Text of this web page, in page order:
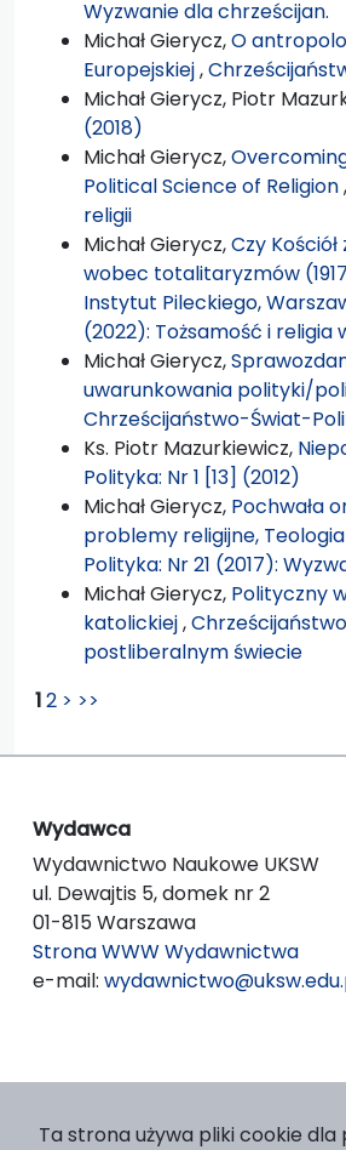
Wyzwanie dla chrześcijan.
Michał Gierycz,O
Europejskiej,
Michał Gierycz, Piotr
(2018)
Michał Gierycz,
Political Science of Religion,
religii
Michał Gierycz,Czy
wobec totalitaryzmów
Instytut Pileckiego,
(2022): Tożsamość i
Michał Gierycz,
uwarunkowania polityki/
Chrześcijaństwo-Świat-
Ks. Piotr Mazurkiewicz,
Polityka: Nr 1 [13] (2012)
Michał Gierycz, Pochwała
problemy religijne,
Polityka: Nr 21 (2017):
Michał Gierycz, Polityczny
katolickiej,
postliberalnym świecie
12 > >>
Wydawca
Wydawnictwo Naukowe UKSW
ul. Dewajtis 5, domek nr 2
01-815 Warszawa
Strona WWW Wydawnictwa
e-mail:
Ta strona używa pliki cookie